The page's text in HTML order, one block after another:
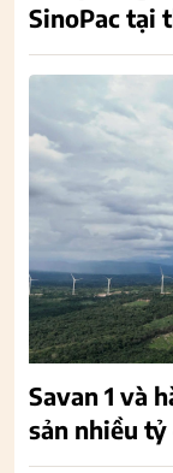
SinoPac tại
Savan 1 và
sản nhiều tỷ